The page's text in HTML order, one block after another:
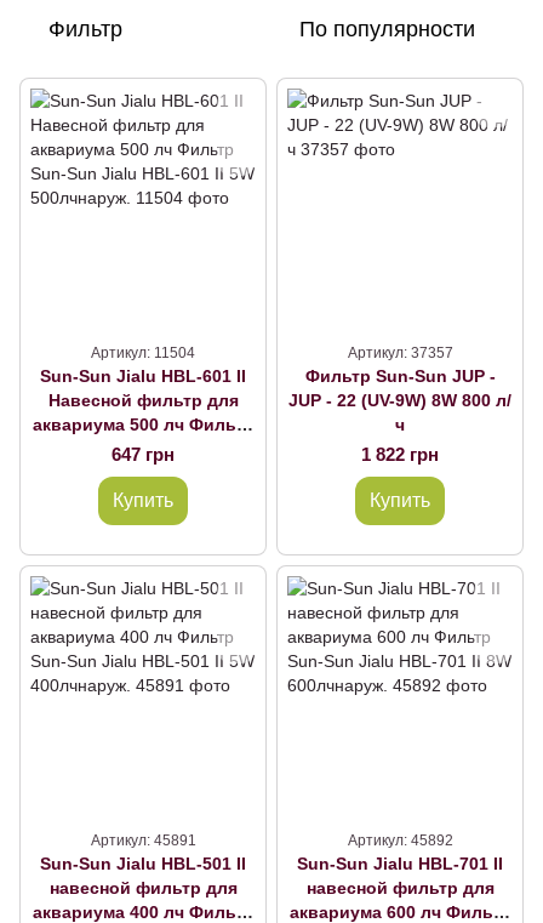
Фильтр По популярности
Артикул: 11504
Sun-Sun Jialu HBL-601 II
Навесной фильтр для
аквариума 500 лч Фильтр
Sun-Sun Jialu HBL-601 II
5W 500лчнаруж.
647 грн
Купить
Артикул: 37357
Фильтр Sun-Sun JUP -
JUP - 22 (UV-9W) 8W 800 л/
ч
1 822 грн
Купить
Артикул: 45891
Sun-Sun Jialu HBL-501 II
навесной фильтр для
аквариума 400 лч Фильтр
Артикул: 45892
Sun-Sun Jialu HBL-701 II
навесной фильтр для
аквариума 600 лч Фильтр